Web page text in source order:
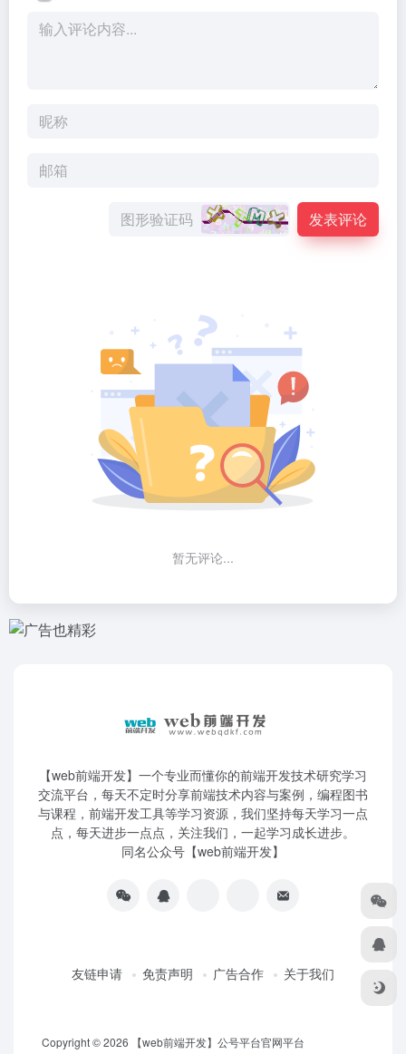
发表评论
暂无评论...
【web前端开发】一个专业而懂你的前端开发技术研究学习
交流平台，每天不定时分享前端技术内容与案例，编程图书
与课程，前端开发工具等学习资源，我们坚持每天学习一点
点，每天进步一点点，关注我们，一起学习成长进步。
同名公众号【web前端开发】
友链申请 免责声明 广告合作 关于我们
Copyright © 2026 【web前端开发】公号平台官网平台